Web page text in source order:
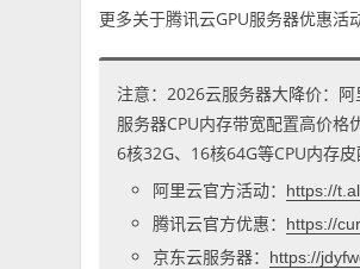
更多关于腾讯云GPU服务器优惠活
注意：2026云服务器大降价：
服务器CPU内存带宽配置高价
6核32G、16核64G等CPU内存
阿里云官方活动：
https://
腾讯云官方优惠： https://
京东云服务器： https://